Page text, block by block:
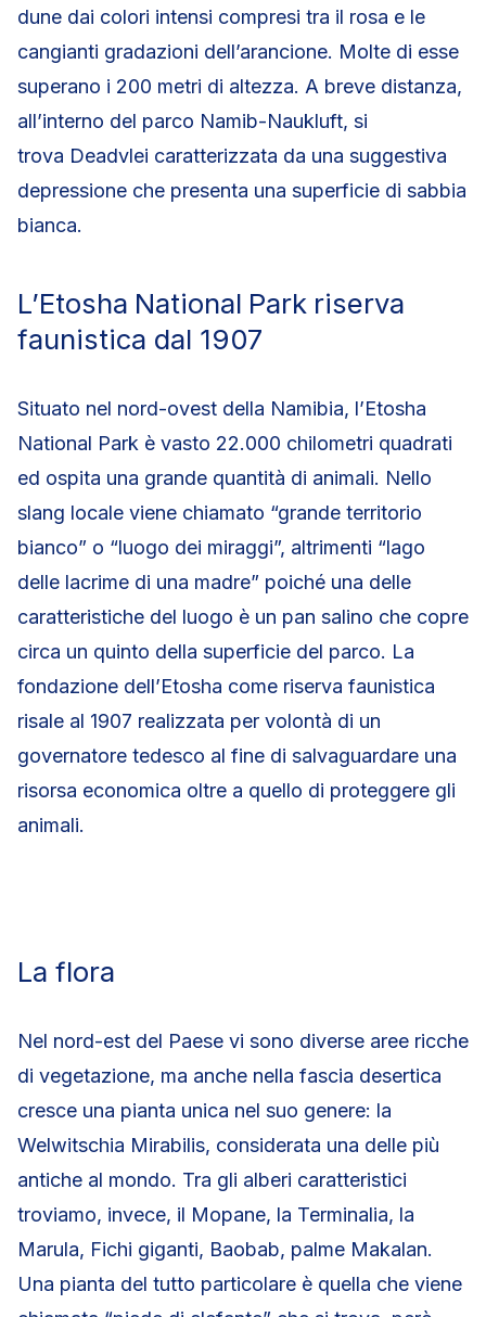
dune dai colori intensi compresi tra il rosa e le
cangianti gradazioni dell’arancione. Molte di esse
superano i 200 metri di altezza. A breve distanza,
all’interno del parco Namib-Naukluft, si
trova Deadvlei caratterizzata da una suggestiva
depressione che presenta una superficie di sabbia
bianca.
L’Etosha National Park riserva
faunistica dal 1907
Situato nel nord-ovest della Namibia, l’Etosha
National Park è vasto 22.000 chilometri quadrati
ed ospita una grande quantità di animali. Nello
slang locale viene chiamato “grande territorio
bianco” o “luogo dei miraggi”, altrimenti “lago
delle lacrime di una madre” poiché una delle
caratteristiche del luogo è un pan salino che copre
circa un quinto della superficie del parco. La
fondazione dell’Etosha come riserva faunistica
risale al 1907 realizzata per volontà di un
governatore tedesco al fine di salvaguardare una
risorsa economica oltre a quello di proteggere gli
animali.
La flora
Nel nord-est del Paese vi sono diverse aree ricche
di vegetazione, ma anche nella fascia desertica
cresce una pianta unica nel suo genere: la
Welwitschia Mirabilis, considerata una delle più
antiche al mondo. Tra gli alberi caratteristici
troviamo, invece, il Mopane, la Terminalia, la
Marula, Fichi giganti, Baobab, palme Makalan.
Una pianta del tutto particolare è quella che viene